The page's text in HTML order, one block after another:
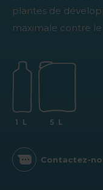
plantes de
maximale contre
1 L 5 L
Contactez-